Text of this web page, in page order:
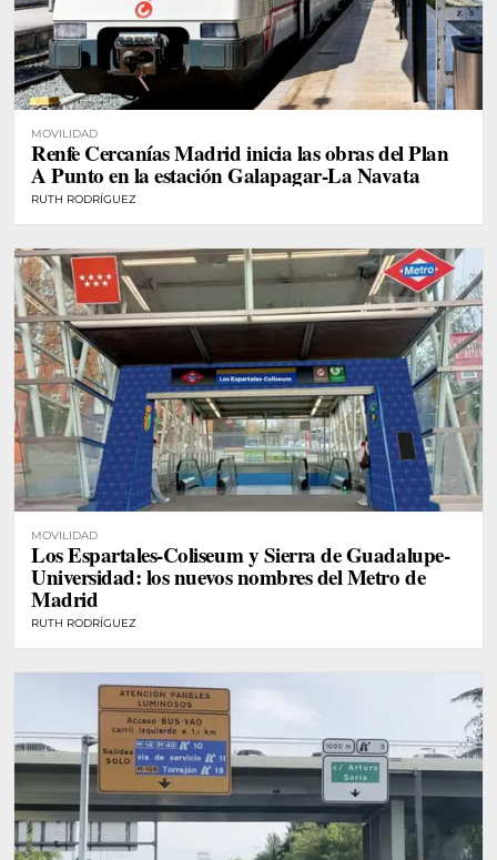
MOVILIDAD
Renfe Cercanías Madrid inicia las obras del Plan
A Punto en la estación Galapagar-La Navata
RUTH RODRÍGUEZ
MOVILIDAD
Los Espartales-Coliseum y Sierra de Guadalupe-
Universidad: los nuevos nombres del Metro de
Madrid
RUTH RODRÍGUEZ